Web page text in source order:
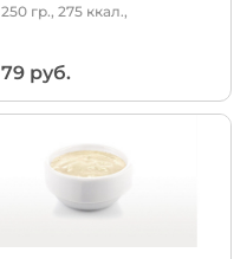
250 гр., 275 ккал.,
79 руб.